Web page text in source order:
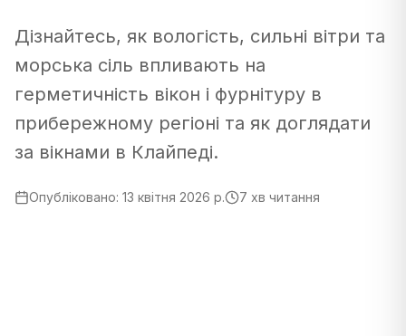
Дізнайтесь, як вологість, сильні вітри та
морська сіль впливають на
герметичність вікон і фурнітуру в
прибережному регіоні та як доглядати
за вікнами в Клайпеді.
Опубліковано: 13 квітня 2026 р. 7 хв читання